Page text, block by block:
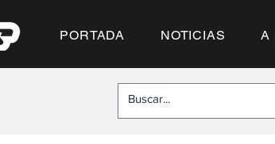
PORTADA NOTICIAS A